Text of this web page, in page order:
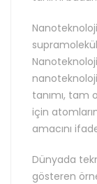
tanımı, tam
için
amacını
Dünyada
gösteren